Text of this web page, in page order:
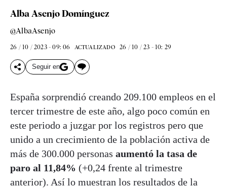
Alba Asenjo Domínguez
@AlbaAsenjo
26 / 10 / 2023 - 09: 06 ACTUALIZADO 26 / 10 / 23 - 10: 29
Seguir en
España sorprendió creando 209.100 empleos en el
tercer trimestre de este año, algo poco común en
este periodo a juzgar por los registros pero que
unido a un crecimiento de la población activa de
más de 300.000 personas aumentó la tasa de
paro al 11,84% (+0,24 frente al trimestre
anterior). Así lo muestran los resultados de la